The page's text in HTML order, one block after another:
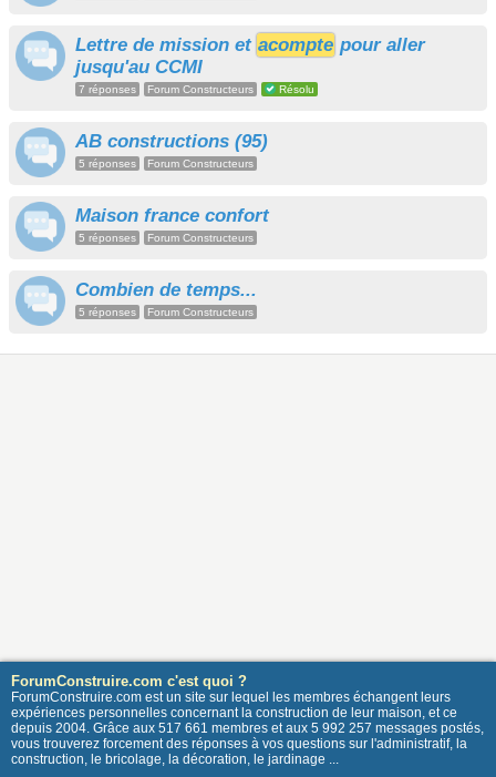
Lettre de mission et acompte pour aller
jusqu'au CCMI
7 réponses Forum Constructeurs Résolu
AB constructions (95)
5 réponses Forum Constructeurs
Maison france confort
5 réponses Forum Constructeurs
Combien de temps...
5 réponses Forum Constructeurs
ForumConstruire.com c'est quoi ?
ForumConstruire.com est un site sur lequel les membres échangent leurs
expériences personnelles concernant la construction de leur maison, et ce
depuis 2004. Grâce aux 517 661 membres et aux 5 992 257 messages postés,
vous trouverez forcement des réponses à vos questions sur l'administratif, la
construction, le bricolage, la décoration, le jardinage ...